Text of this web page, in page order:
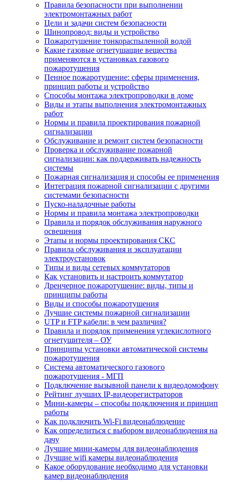
Правила безопасности при выполнении
электромонтажных работ
Цели и задачи систем безопасности
Шинопровод: виды и устройство
Пожаротушение тонкораспыленной водой
Какие газовые огнетушащие вещества
применяются в установках газового
пожаротушения
Пенное пожаротушение: сферы применения,
принцип работы и устройство
Способы монтажа электропроводки в доме
Виды и этапы выполнения электромонтажных
работ
Нормы и правила проектирования пожарной
сигнализации
Обслуживание и ремонт систем безопасности
Проверка и обслуживание пожарной
сигнализации: как поддерживать надежность
системы
Пожарная сигнализация и способы ее применения
Интеграция пожарной сигнализации с другими
системами безопасности
Пуско-наладочные работы
Нормы и правила монтажа электропроводки
Правила и порядок обслуживания наружного
освещения
Этапы и нормы проектирования СКС
Правила обслуживания и эксплуатации
электроустановок
Типы и виды сетевых коммутаторов
Как установить и настроить коммутатор
Дренчерное пожаротушение: виды, типы и
принципы работы
Виды и способы пожаротушения
Лучшие системы пожарной сигнализации
UTP и FTP кабели: в чем различия?
Правила и порядок применения углекислотного
огнетушителя – ОУ
Принципы установки автоматической системы
пожаротушения
Система автоматического газового
пожаротушения - МГП
Подключение вызывной панели к видеодомофону
Рейтинг лучших IP-видеорегистраторов
Мини-камеры – способы подключения и принцип
работы
Как подключить Wi-Fi видеонаблюдение
Как определиться с выбором видеонаблюдения на
дачу
Лучшие мини-камеры для видеонаблюдения
Лучшие wifi камеры видеонаблюдения
Какое оборудование необходимо для установки
камер видеонаблюдения